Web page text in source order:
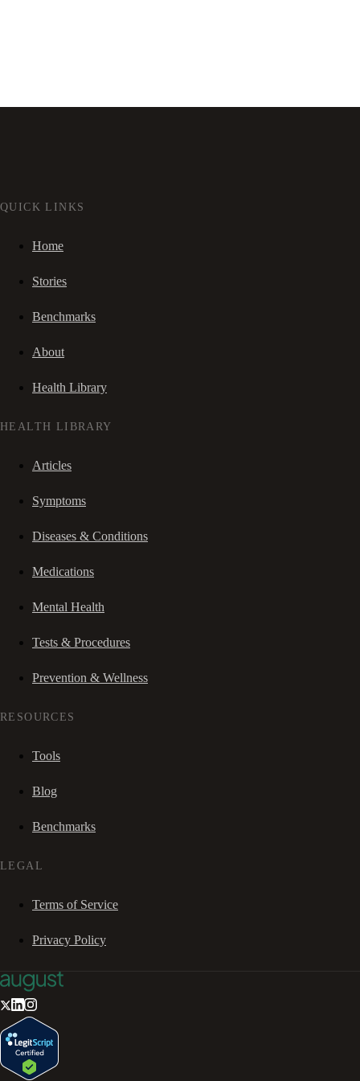
QUICK LINKS
Home
Stories
Benchmarks
About
Health Library
HEALTH LIBRARY
Articles
Symptoms
Diseases & Conditions
Medications
Mental Health
Tests & Procedures
Prevention & Wellness
RESOURCES
Tools
Blog
Benchmarks
LEGAL
Terms of Service
Privacy Policy